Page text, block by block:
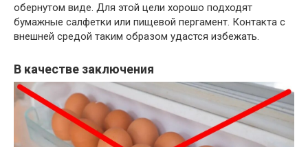
обернутом виде. Для этой цели хорошо подходят
бумажные салфетки или пищевой пергамент. Контакта с
внешней средой таким образом удастся избежать.
В качестве заключения